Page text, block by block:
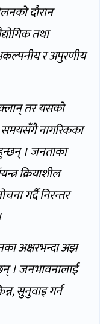
दौरान
तथा
अकल्पनीय र अपुरणीय
तर यसको
समयसँगै नागरिकका
। जनताका
क्रियाशील
गर्दै निरन्तर
अक्षरभन्दा अझ
। जनभावनालाई
सुुनुवाइ गर्न